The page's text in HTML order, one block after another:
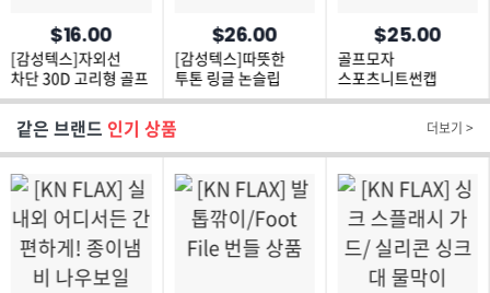
$16.00
[감성텍스]자외선
차단 30D 고리형 골프
스타킹
$26.00
[감성텍스]따뜻한
투톤 링글 논슬립
골프스타킹
$25.00
골프모자
스포츠니트썬캡
자외선차단
같은 브랜드 인기 상품 더보기 >